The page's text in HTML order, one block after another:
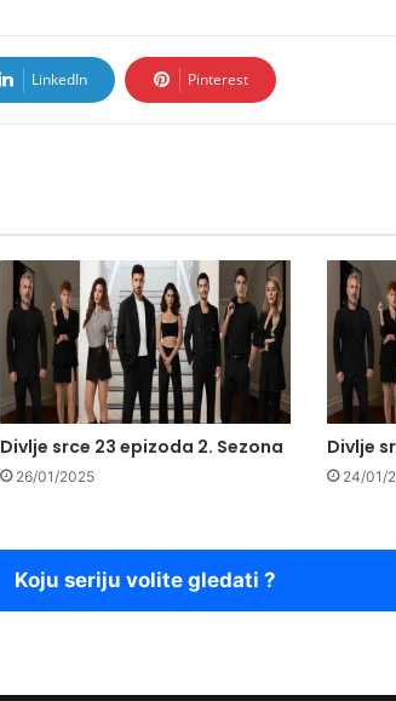
LinkedIn Pinterest
Divlje srce 23 epizoda 2. Sezona
26/01/2025
Divlje
24/01/
Koju seriju volite gledati ?